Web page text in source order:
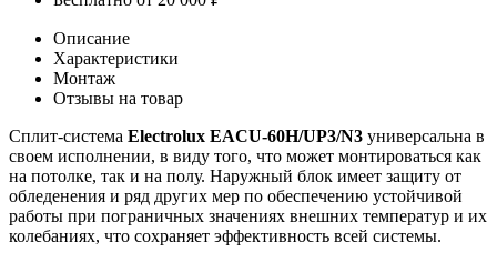
Описание
Характеристики
Монтаж
Отзывы на товар
Сплит-система Electrolux EACU-60H/UP3/N3 универсальна в
своем исполнении, в виду того, что может монтироваться как
на потолке, так и на полу. Наружный блок имеет защиту от
обледенения и ряд других мер по обеспечению устойчивой
работы при пограничных значениях внешних температур и их
колебаниях, что сохраняет эффективность всей системы.